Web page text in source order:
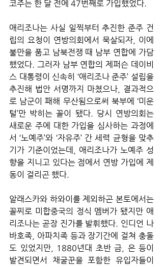
코주는 한 달 전에 47번째로 가입했었다.
애리조나는 사실 일찍부터 추진한 준주 건
립의 요청이 연방의회에서 묵살되자, 이에
불만을 품고 남북전쟁 때 남부 연합에 가담
했었다. 그러자 남부 연합의 제퍼슨 데이비
스 대통령이 신속히 ‘애리조나 준주’ 설립을
추진해 법안 서명까지 마쳤으나, 결과적으
로 남군이 패해 무산됨으로써 북부에 ‘미운
털’만 박히는 꼴이 됐다. 당시 연방의회는
새로운 주에 대한 가입을 심사하는 과정에
서 ‘노예주’와 ‘자유주’ 간 세력 균형을 맞추
기가 기준이었는데, 애리조나가 노예주 성
향을 지니고 있다는 점에서 연방 가입에 제
동이 걸리곤 했다.
알래스카와 하와이를 제외하곤 본토에서는
꼴찌로 미합중국의 정식 멤버가 됐지만 애
리조나는 곧장 진가를 발휘했다. 인디언 나
바호족, 아파치족 등과 장기간에 걸쳐 충돌
도 있었지만, 1880년대 초반 금, 은 등이
발견되면서 채굴꾼을 포함한 유입자들이